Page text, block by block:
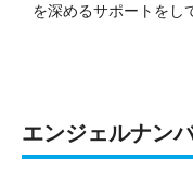
を深めるサポートをし
エンジェルナン